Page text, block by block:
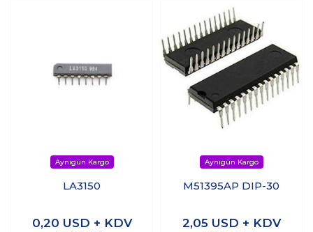
LA3150
0,20 USD + KDV
M51395AP DIP-30
2,05 USD + KDV